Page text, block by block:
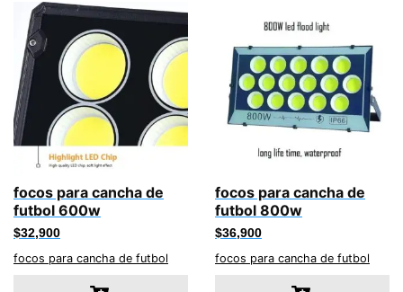
focos para cancha de
futbol 600w
$32,900
focos para cancha de futbol
focos para cancha de
futbol 800w
$36,900
focos para cancha de futbol